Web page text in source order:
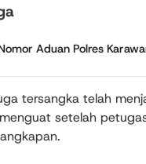
Aduan Polres
tersangka telah
setelah